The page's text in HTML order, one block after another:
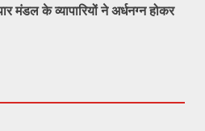
मंडल के व्यापारियों ने अर्धनग्न होकर